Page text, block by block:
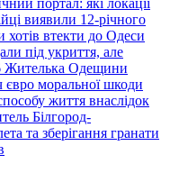
портал: які локації
виявили 12-річного
хотів втекти до Одеси
під укриття, але
Жителька Одещини
євро моральної шкоди
життя внаслідок
Білгород-
та зберігання гранати